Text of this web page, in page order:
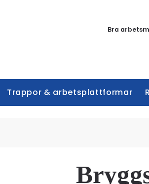
Bra
Trappor & arbetsplattformar